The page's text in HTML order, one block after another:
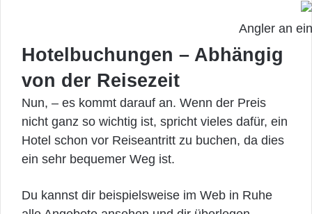
Angler an
Hotelbuchungen – Abhängig
von der Reisezeit
Nun, – es kommt darauf an. Wenn der Preis
nicht ganz so wichtig ist, spricht vieles dafür, ein
Hotel schon vor Reiseantritt zu buchen, da dies
ein sehr bequemer Weg ist.
Du kannst dir beispielsweise im Web in Ruhe